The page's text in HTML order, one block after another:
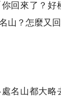
回來了？好
山？怎麼又回
名山都大略